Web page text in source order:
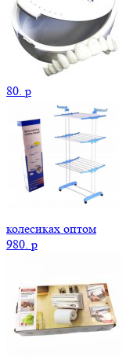
80. p
колесиках оптом
980. p